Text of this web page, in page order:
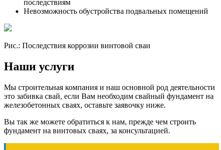
последствиям
Невозможность обустройства подвальных помещений
Рис.: Последствия коррозии винтовой сваи
Наши услуги
Мы строительная компания и наш основной род деятельности
это забивка свай, если Вам необходим свайный фундамент на
железобетонных сваях, оставьте заявочку ниже.
Вы так же можете обратиться к нам, прежде чем строить
фундамент на винтовых сваях, за консультацией.